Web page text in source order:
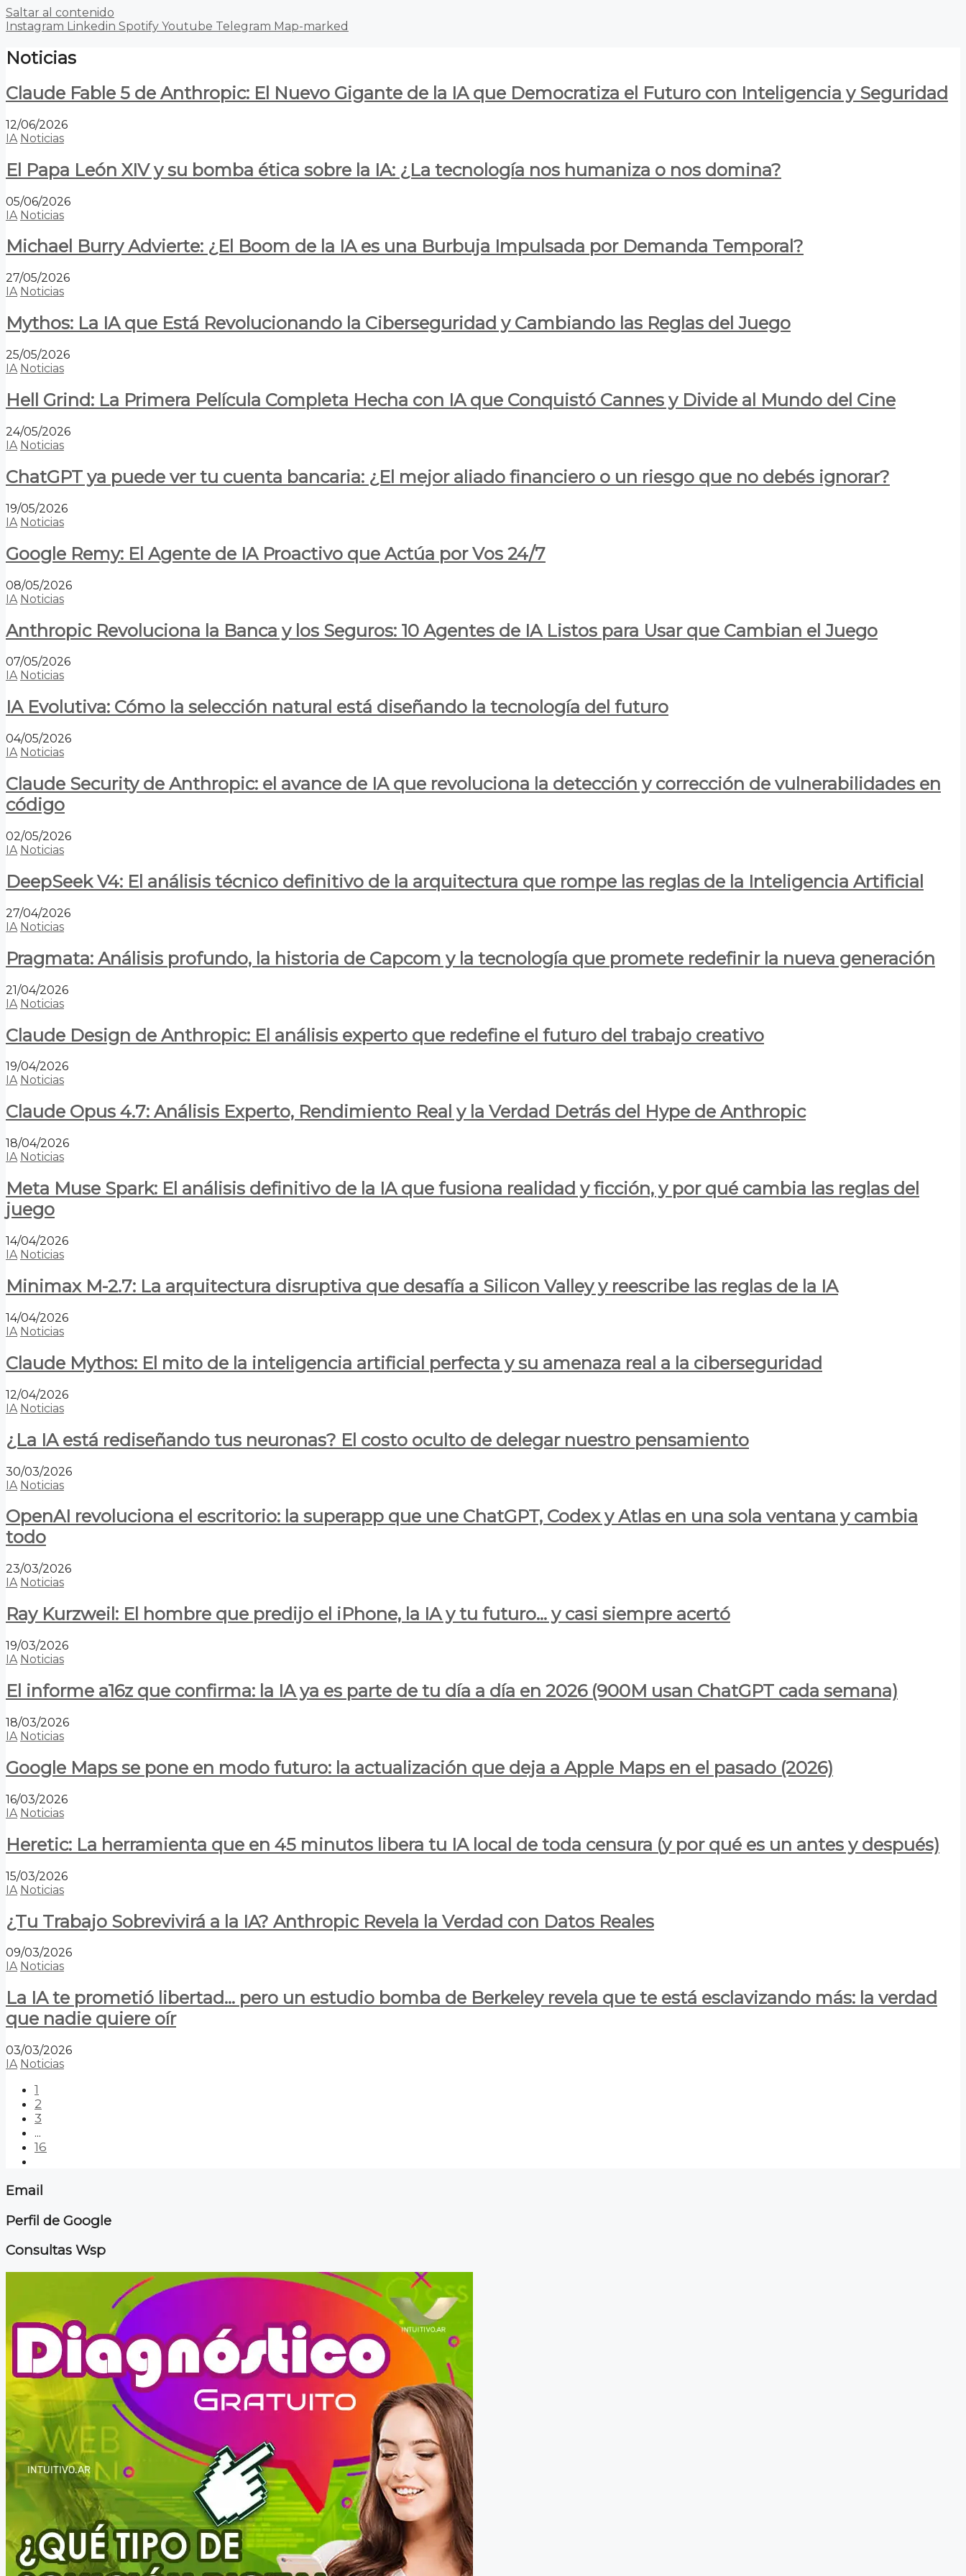
Saltar al contenido
Instagram Linkedin Spotify Youtube Telegram Map-marked
Noticias
Claude Fable 5 de Anthropic: El Nuevo Gigante de la IA que Democratiza el Futuro con Inteligencia y Seguridad
12/06/2026
IA Noticias
El Papa León XIV y su bomba ética sobre la IA: ¿La tecnología nos humaniza o nos domina?
05/06/2026
IA Noticias
Michael Burry Advierte: ¿El Boom de la IA es una Burbuja Impulsada por Demanda Temporal?
27/05/2026
IA Noticias
Mythos: La IA que Está Revolucionando la Ciberseguridad y Cambiando las Reglas del Juego
25/05/2026
IA Noticias
Hell Grind: La Primera Película Completa Hecha con IA que Conquistó Cannes y Divide al Mundo del Cine
24/05/2026
IA Noticias
ChatGPT ya puede ver tu cuenta bancaria: ¿El mejor aliado financiero o un riesgo que no debés ignorar?
19/05/2026
IA Noticias
Google Remy: El Agente de IA Proactivo que Actúa por Vos 24/7
08/05/2026
IA Noticias
Anthropic Revoluciona la Banca y los Seguros: 10 Agentes de IA Listos para Usar que Cambian el Juego
07/05/2026
IA Noticias
IA Evolutiva: Cómo la selección natural está diseñando la tecnología del futuro
04/05/2026
IA Noticias
Claude Security de Anthropic: el avance de IA que revoluciona la detección y corrección de vulnerabilidades en
código
02/05/2026
IA Noticias
DeepSeek V4: El análisis técnico definitivo de la arquitectura que rompe las reglas de la Inteligencia Artificial
27/04/2026
IA Noticias
Pragmata: Análisis profundo, la historia de Capcom y la tecnología que promete redefinir la nueva generación
21/04/2026
IA Noticias
Claude Design de Anthropic: El análisis experto que redefine el futuro del trabajo creativo
19/04/2026
IA Noticias
Claude Opus 4.7: Análisis Experto, Rendimiento Real y la Verdad Detrás del Hype de Anthropic
18/04/2026
IA Noticias
Meta Muse Spark: El análisis definitivo de la IA que fusiona realidad y ficción, y por qué cambia las reglas del
juego
14/04/2026
IA Noticias
Minimax M-2.7: La arquitectura disruptiva que desafía a Silicon Valley y reescribe las reglas de la IA
14/04/2026
IA Noticias
Claude Mythos: El mito de la inteligencia artificial perfecta y su amenaza real a la ciberseguridad
12/04/2026
IA Noticias
¿La IA está rediseñando tus neuronas? El costo oculto de delegar nuestro pensamiento
30/03/2026
IA Noticias
OpenAI revoluciona el escritorio: la superapp que une ChatGPT, Codex y Atlas en una sola ventana y cambia
todo
23/03/2026
IA Noticias
Ray Kurzweil: El hombre que predijo el iPhone, la IA y tu futuro… y casi siempre acertó
19/03/2026
IA Noticias
El informe a16z que confirma: la IA ya es parte de tu día a día en 2026 (900M usan ChatGPT cada semana)
18/03/2026
IA Noticias
Google Maps se pone en modo futuro: la actualización que deja a Apple Maps en el pasado (2026)
16/03/2026
IA Noticias
Heretic: La herramienta que en 45 minutos libera tu IA local de toda censura (y por qué es un antes y después)
15/03/2026
IA Noticias
¿Tu Trabajo Sobrevivirá a la IA? Anthropic Revela la Verdad con Datos Reales
09/03/2026
IA Noticias
La IA te prometió libertad… pero un estudio bomba de Berkeley revela que te está esclavizando más: la verdad
que nadie quiere oír
03/03/2026
IA Noticias
1
2
3
...
16
Email
Perfil de Google
Consultas Wsp